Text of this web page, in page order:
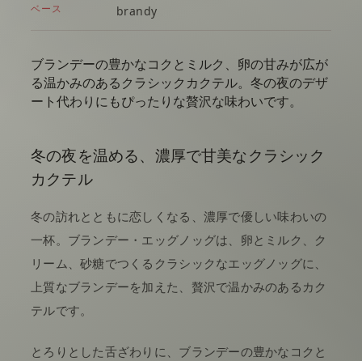
ベース brandy
ブランデーの豊かなコクとミルク、卵の甘みが広が
る温かみのあるクラシックカクテル。冬の夜のデザ
ート代わりにもぴったりな贅沢な味わいです。
冬の夜を温める、濃厚で甘美なクラシック
カクテル
冬の訪れとともに恋しくなる、濃厚で優しい味わいの
一杯。ブランデー・エッグノッグは、卵とミルク、ク
リーム、砂糖でつくるクラシックなエッグノッグに、
上質なブランデーを加えた、贅沢で温かみのあるカク
テルです。
とろりとした舌ざわりに、ブランデーの豊かなコクと